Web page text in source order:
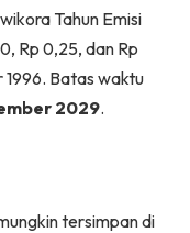
Tahun Emisi
Rp 0,25, dan Rp
Batas waktu
2029.
tersimpan di